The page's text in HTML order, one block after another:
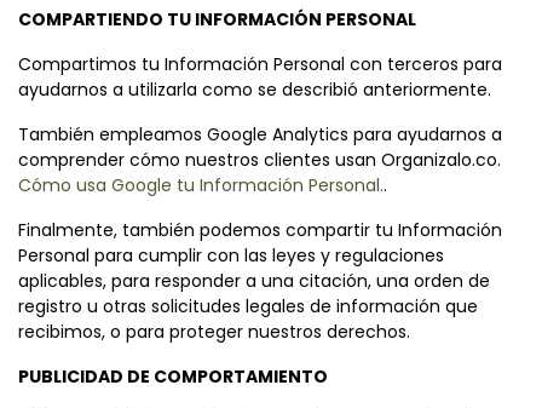
COMPARTIENDO TU INFORMACIÓN PERSONAL
Compartimos tu Información Personal con terceros para
ayudarnos a utilizarla como se describió anteriormente.
También empleamos Google Analytics para ayudarnos a
comprender cómo nuestros clientes usan Organizalo.co.
Cómo usa Google tu Información Personal..
Finalmente, también podemos compartir tu Información
Personal para cumplir con las leyes y regulaciones
aplicables, para responder a una citación, una orden de
registro u otras solicitudes legales de información que
recibimos, o para proteger nuestros derechos.
PUBLICIDAD DE COMPORTAMIENTO